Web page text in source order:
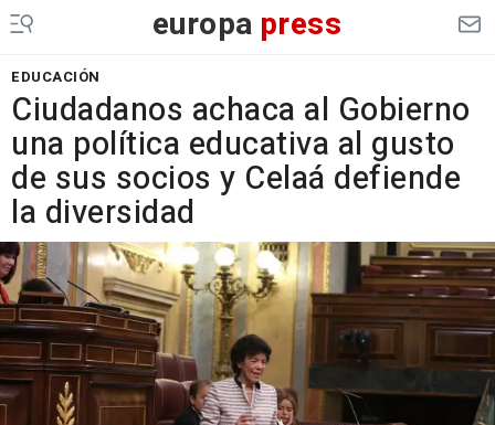
europa press
EDUCACIÓN
Ciudadanos achaca al Gobierno
una política educativa al gusto
de sus socios y Celaá defiende
la diversidad